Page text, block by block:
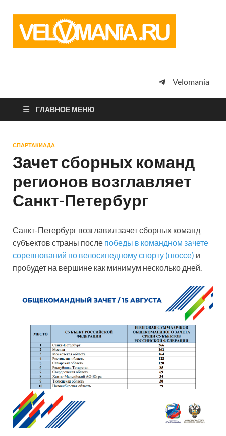
просто
Velomania
ГЛАВНОЕ МЕНЮ
СПАРТАКИАДА
Зачет сборных команд
регионов возглавляет
Санкт-Петербург
Санкт-Петербург возглавил зачет сборных команд
субъектов страны после победы в командном зачете
соревнований по велосипедному спорту (шоссе) и
пробудет на вершине как минимум несколько дней.